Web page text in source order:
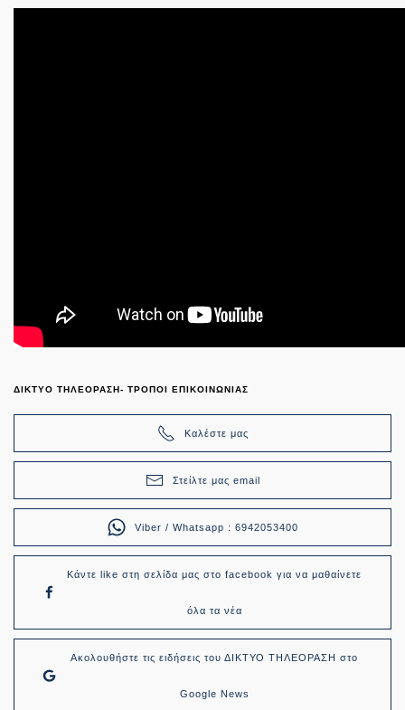
ΔΙΚΤΥΟ ΤΗΛΕΟΡΑΣΗ- ΤΡΟΠΟΙ ΕΠΙΚΟΙΝΩΝΙΑΣ
Καλέστε μας
Στείλτε μας email
Viber / Whatsapp : 6942053400
Κάντε like στη σελίδα μας στο facebook για να μαθαίνετε
όλα τα νέα
Ακολουθήστε τις ειδήσεις του ΔΙΚΤΥΟ ΤΗΛΕΟΡΑΣΗ στο
Google News